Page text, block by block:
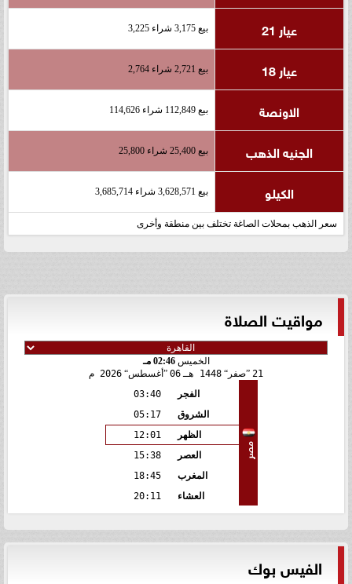
عيار 21 بيع 3,175 شراء 3,225
عيار 18 بيع 2,721 شراء 2,764
الاونصة بيع 112,849 شراء 114,626
الجنيه الذهب بيع 25,400 شراء 25,800
الكيلو بيع 3,628,571 شراء 3,685,714
سعر الذهب بمحلات الصاغة تختلف بين منطقة وأخرى
مواقيت الصلاة
الخميس02:46 مـ
21 صفر 1448 هـ 06 أغسطس 2026 م
مصر
الفجر
03:40
الشروق
05:17
الظهر
12:01
العصر
15:38
المغرب
18:45
العشاء
20:11
الفيس بوك